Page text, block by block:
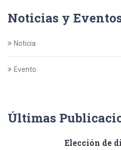
Noticias y
Noticia
Evento
Últimas
Elección de